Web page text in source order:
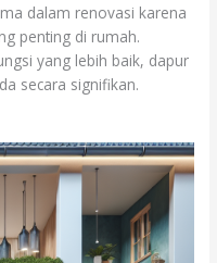
dalam renovasi karena
penting di rumah.
yang lebih baik, dapur
secara signifikan.